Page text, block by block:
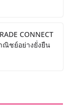
CONNECT
ณิชย์อย่างยั่งยืน